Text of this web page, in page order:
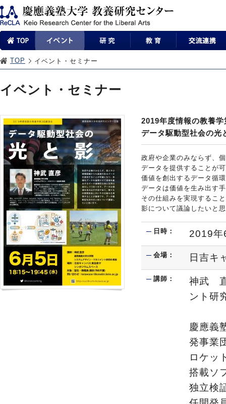
TOP イベント・セミナー
イベント・セミナー
2019年度情報の教養
データ駆動型社会の光
政府や企業のみならず、
データを提供することが
価値を創出するデータ循
データは価値を生み出す
その仕組みを実現するこ
影について議論したいと
日時： 2019
会場： 日吉キ
講師：
神武
ント研
慶應義
発事業
ロケッ
搭載ソ
独立検